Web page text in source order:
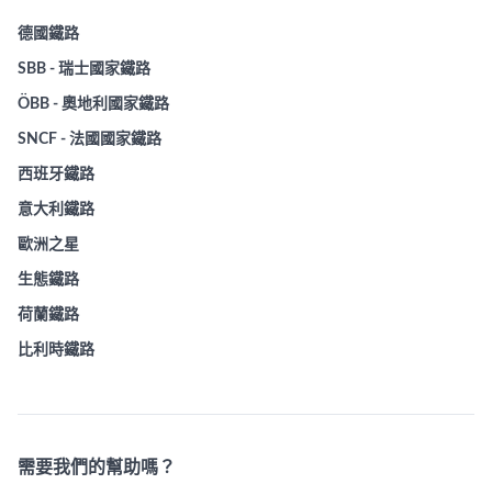
德國鐵路
SBB - 瑞士國家鐵路
ÖBB - 奧地利國家鐵路
SNCF - 法國國家鐵路
西班牙鐵路
意大利鐵路
歐洲之星
生態鐵路
荷蘭鐵路
比利時鐵路
需要我們的幫助嗎？